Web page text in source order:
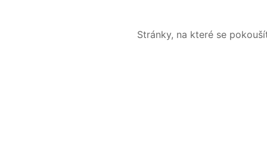
Stránky, na které se